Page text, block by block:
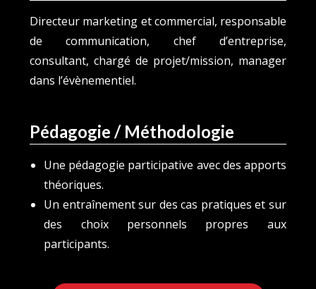
Directeur marketing et commercial, responsable
de communication, chef d’entreprise,
consultant, chargé de projet/mission, manager
dans l’évènementiel.
Pédagogie / Méthodologie
Une pédagogie participative avec des apports
théoriques.
Un entraînement sur des cas pratiques et sur
des choix personnels propres aux
participants.